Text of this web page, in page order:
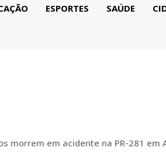
ESPORTES SAÚDE
morrem em acidente na PR-281 em